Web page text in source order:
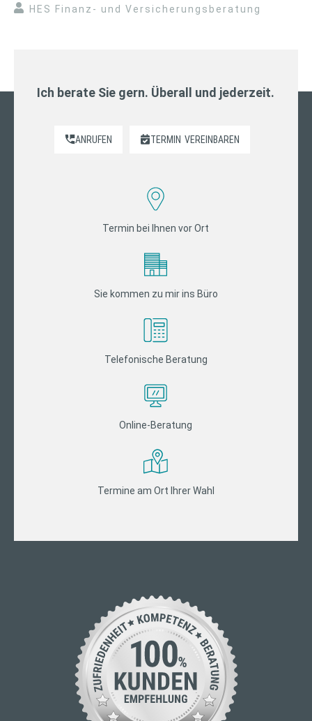
HES Finanz- und Versicherungsberatung
Ich berate Sie gern. Überall und jederzeit.
ANRUFEN TERMIN VEREINBAREN
Termin bei Ihnen vor Ort
Sie kommen zu mir ins Büro
Telefonische Beratung
Online-Beratung
Termine am Ort Ihrer Wahl